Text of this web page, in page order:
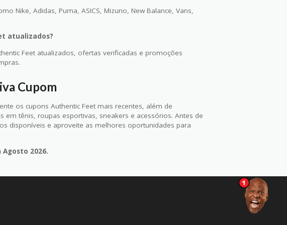
Nike, Adidas, Puma, ASICS, Mizuno, New Balance, Vans,
atualizados?
Feet atualizados, ofertas verificadas e promoções
Cupom
os cupons Authentic Feet mais recentes, além de
em tênis, roupas esportivas, sneakers e acessórios. Antes de
disponíveis e aproveite as melhores oportunidades para
2026.